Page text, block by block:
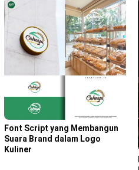
Font Script yang Membangun
Suara Brand dalam Logo
Kuliner